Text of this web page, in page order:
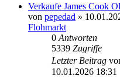
Verkaufe James Cook
von pepedad »
Flohmarkt
0 Antworten
5339 Zugriffe
Letzter Beitrag
10.01.2026 18:31